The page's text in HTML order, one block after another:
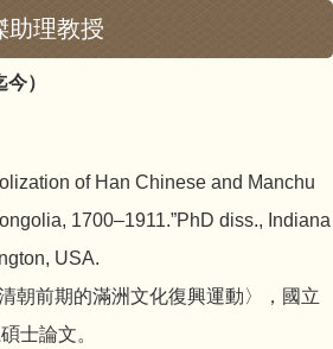
理教授
）
of Han Chinese and Manchu
1700–1911.”PhD diss., Indiana
USA.
朝前期的滿洲文化復興運動〉，國立
士論文。